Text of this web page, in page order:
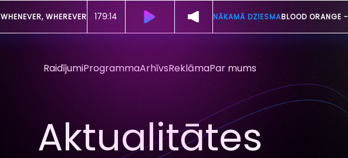
WHENEVER, WHEREVER 179:11 NĀKAMĀ DZIESMABLOOD ORANGE -
RaidījumiProgrammaArhīvsReklāmaPar mums
Aktualitātes